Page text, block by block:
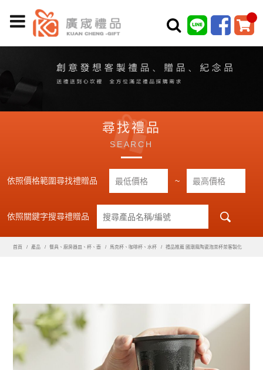
尋找禮品
SEARCH
依照價格範圍尋找禮贈品 ~
依照關鍵字搜尋禮贈品
首頁 產品 餐具、廚房器皿、杯、壺 馬克杯、咖啡杯、水杯 禮品推薦 國潮風陶瓷泡茶杯茶客製化